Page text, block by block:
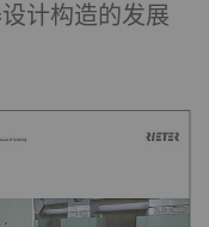
计构造的发展